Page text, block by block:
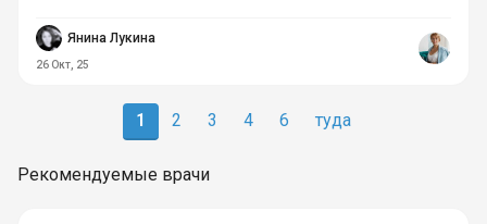
Янина Лукина
26 Окт, 25
1 2 3 4 6 туда
Рекомендуемые врачи